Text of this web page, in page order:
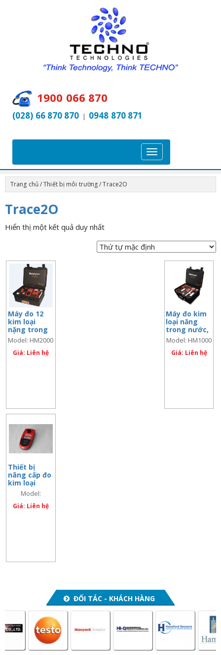
1900 066 870
(028) 66 870 870 | 0948 870 871
T
o
g
g
a
v
Trang chủ/Thiết bị môi trường/ Trace2O
Trace2O
Hiển thị một kết quả duy nhất
Máy đo 12
kim loại
nặng trong
nước,
Model:
HM2000
Model: HM2000
Giá: Liên hệ
Máy đo kim
loại năng
trong nước,
Model:
HM1000
Model: HM1000
Giá: Liên hệ
Thiết bị
nâng cấp đo
kim loại
nặng cho
HM2000,
Model:
Model:
Metalometer
Giá: Liên hệ
ĐỐI TÁC - KHÁCH HÀNG